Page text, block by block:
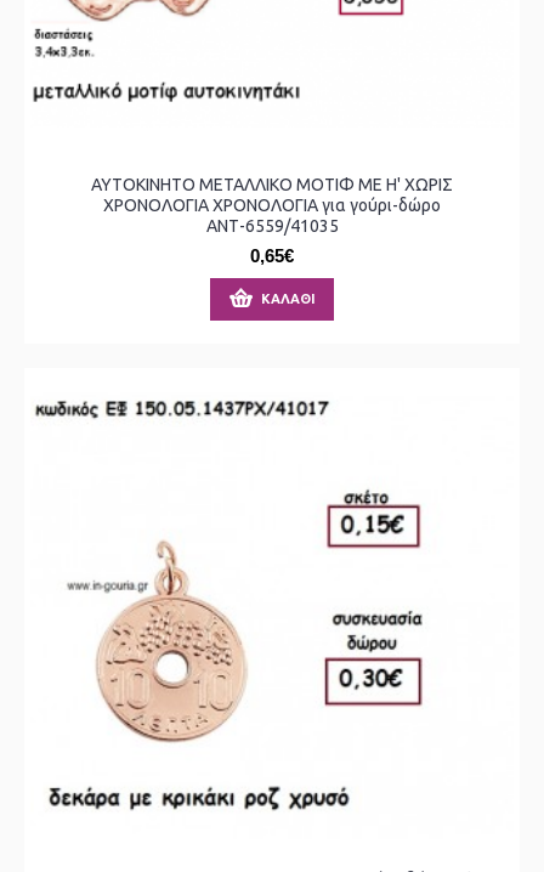
ΑΥΤΟΚΙΝΗΤΟ ΜΕΤΑΛΛΙΚΟ ΜΟΤΙΦ ΜΕ Η' ΧΩΡΙΣ
ΧΡΟΝΟΛΟΓΙΑ ΧΡΟΝΟΛΟΓΙΑ για γούρι-δώρο
ΑΝΤ-6559/41035
0,65€
ΚΑΛΆΘΙ